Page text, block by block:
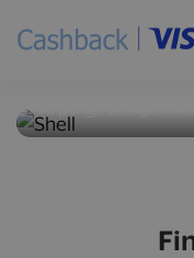
Høj ydeevne og